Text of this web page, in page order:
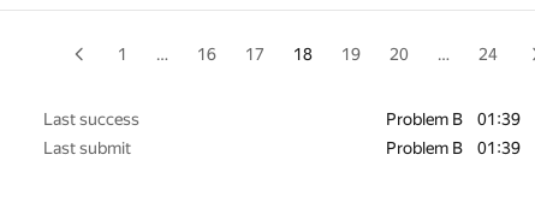
— —
1 … 16 17 18 19 20 … 24
Last success Problem B 01:39
Last submit
Problem B 01:39